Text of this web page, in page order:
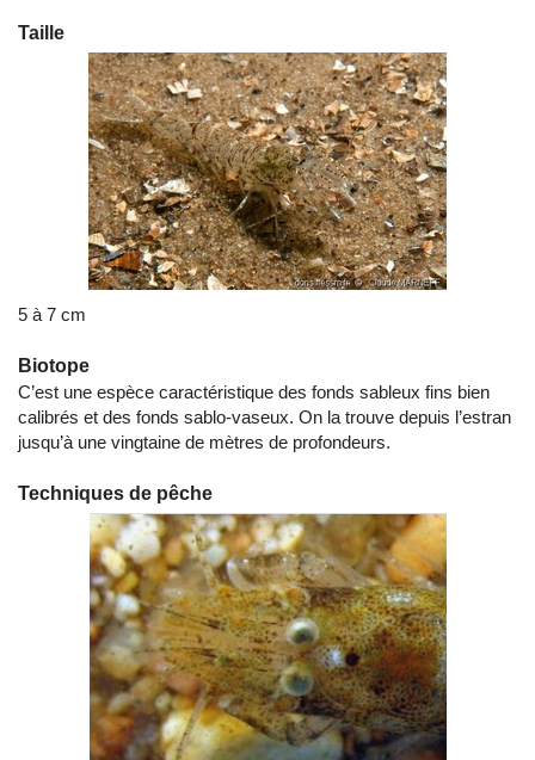
Taille
5 à 7 cm
Biotope
C’est une espèce caractéristique des fonds sableux fins bien
calibrés et des fonds sablo-vaseux. On la trouve depuis l’estran
jusqu’à une vingtaine de mètres de profondeurs.
Techniques de pêche